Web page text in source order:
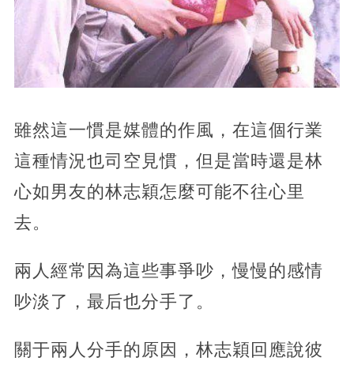
雖然這一慣是媒體的作風，在這個行業
這種情況也司空見慣，但是當時還是林
心如男友的林志穎怎麼可能不往心里
去。
兩人經常因為這些事爭吵，慢慢的感情
吵淡了，最后也分手了。
關于兩人分手的原因，林志穎回應說彼